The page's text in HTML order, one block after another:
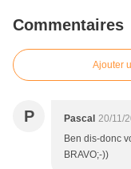
Commentaires
Ajouter
P Pascal 20/11/
Ben dis-donc
BRAVO;-))